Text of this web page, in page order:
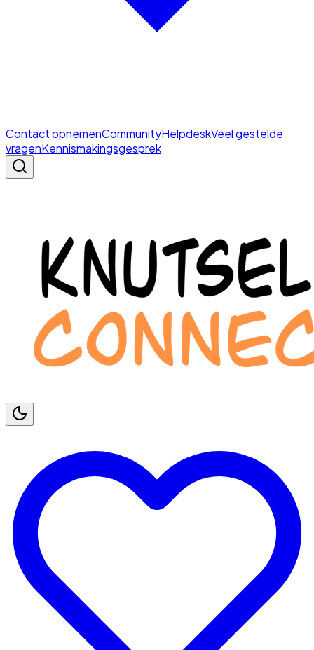
Contact opnemenCommunityHelpdeskVeel gestelde
vragenKennismakingsgesprek